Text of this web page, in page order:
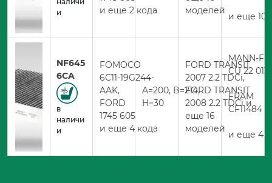
и
и еще 2 кода
моделей
и еще 10
NF645
6CA
в
наличи
и
FOMOCO
6C11-19G244-
AAK,
FORD
1745 605
и еще 4 кода
A=200, B=214,
H=30
FORD TRANSIT
2007 2.2 TDCi,
FORD TRANSIT
2008 2.2 TDCi и
еще 16
моделей
MANN-
CU 22 013
FRAM
CF11484
и еще 4